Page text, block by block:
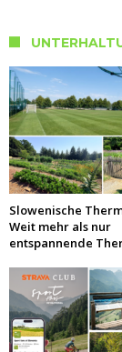
Slowenische
Weit mehr als nur
entspannende